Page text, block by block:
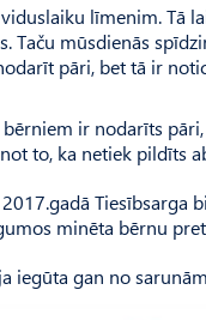
līmenim. Tā
Taču mūsdienās
pāri, bet tā ir
ir nodarīts
to, ka netiek pildīts
2017.gadā
minēta bērnu
iegūta gan no